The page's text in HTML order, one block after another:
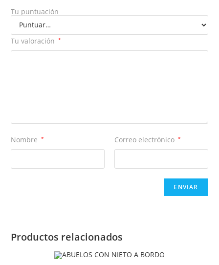
Tu puntuación
Tu valoración *
Nombre * Correo electrónico *
Productos relacionados